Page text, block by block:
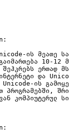
ის მეათე
10-12
ერთად
და
ის
პროგრამებში,
კომპიუტერულ